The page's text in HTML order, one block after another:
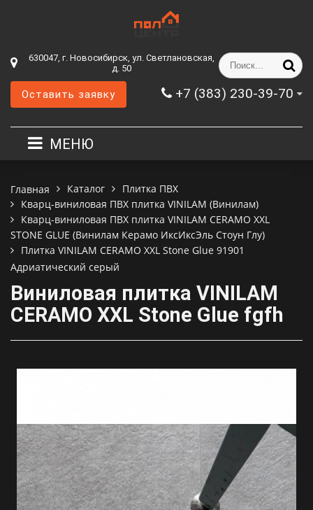
630047, г. Новосибирск, ул. Светлановская,
д. 50
+7 (383) 230-39-70
Оставить заявку
МЕНЮ
Главная Каталог
Плитка ПВХ
Кварц-виниловая ПВХ плитка VINILAM (Винилам)
Кварц-виниловая ПВХ плитка VINILAM CERAMO XXL
STONE GLUE (Винилам Керамо ИксИксЭль Стоун Глу)
Плитка VINILAM CERAMO XXL Stone Glue 91901
Адриатический серый
Виниловая плитка VINILAM
CERAMO XXL Stone Glue fgfh